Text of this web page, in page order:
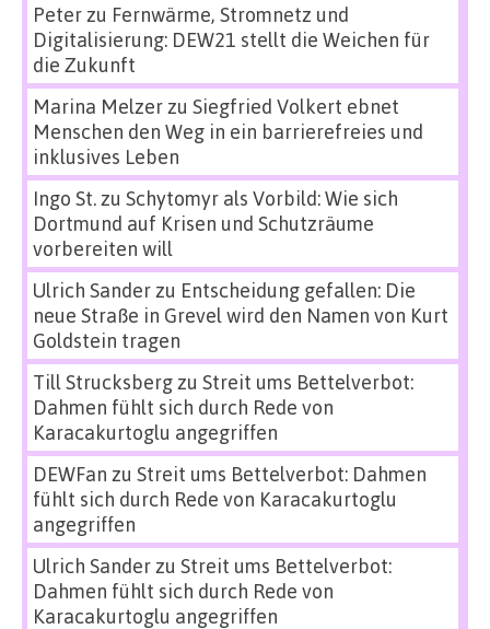
Peterzu Fernwärme, Stromnetz und
Digitalisierung: DEW21 stellt die Weichen für
die Zukunft
Marina Melzerzu Siegfried Volkert ebnet
Menschen den Weg in ein barrierefreies und
inklusives Leben
Ingo St.zu Schytomyr als Vorbild: Wie sich
Dortmund auf Krisen und Schutzräume
vorbereiten will
Ulrich Sanderzu Entscheidung gefallen: Die
neue Straße in Grevel wird den Namen von Kurt
Goldstein tragen
Till Strucksbergzu Streit ums Bettelverbot:
Dahmen fühlt sich durch Rede von
Karacakurtoglu angegriffen
DEWFan zu Streit ums Bettelverbot: Dahmen
fühlt sich durch Rede von Karacakurtoglu
angegriffen
Ulrich Sanderzu Streit ums Bettelverbot:
Dahmen fühlt sich durch Rede von
Karacakurtoglu angegriffen